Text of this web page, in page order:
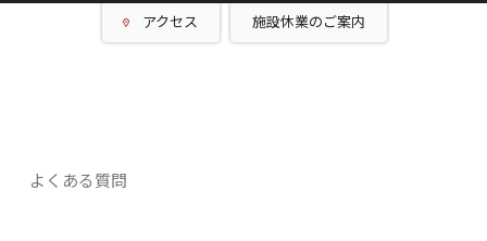
アクセス 施設休業のご案内
よくある質問